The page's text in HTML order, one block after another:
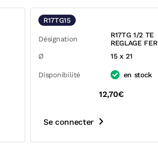
R17TG15
Désignation
R17TG 1/2 TE
REGLAGE FER
Ø
15 x 21
Disponibilité en stock
12,70€
Se connecter